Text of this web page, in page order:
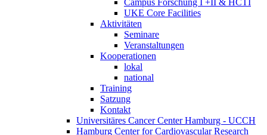
Campus Forschung I +II & HCTI
UKE Core Facilities
Aktivitäten
Seminare
Veranstaltungen
Kooperationen
lokal
national
Training
Satzung
Kontakt
Universitäres Cancer Center Hamburg - UCCH
Hamburg Center for Cardiovascular Research